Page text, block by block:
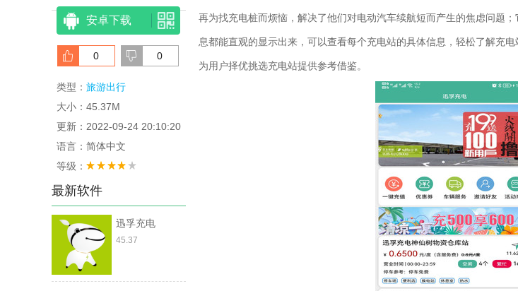
安卓下载
0 0
类型： 旅游出行
大小：45.37M
更新：2022-09-24 20:10:20
语言：简体中文
等级：
最新软件
迅孚充电
45.37
再为找充电桩而烦恼，解决了他们对电动汽车续航短而产生的焦虑问题
息都能直观的显示出来，可以查看每个充电站的具体信息，轻松了解充
为用户择优挑选充电站提供参考借鉴。